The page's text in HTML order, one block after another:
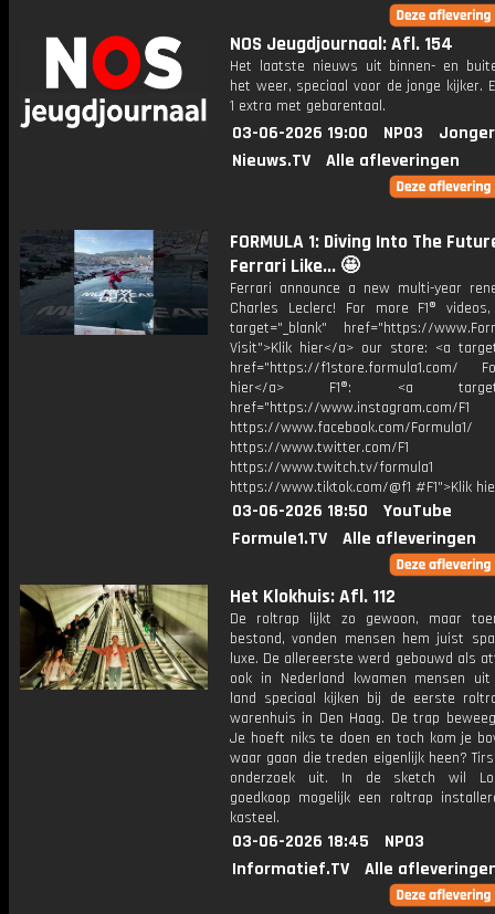
NOS Jeugdjournaal: Afl. 154
Het laatste nieuws uit binnen- en
het weer, speciaal voor de jonge kijker.
1 extra met gebarentaal.
03-06-2026 19:00 NPO3
Nieuws.TV
Alle afleveringen
FORMULA 1: Diving Into The
Ferrari Like... 🤩
Ferrari announce a new multi-year
Charles Leclerc! For more F1®
target="_blank" href="https://
Visit">Klik hier</a> our store: <a
href="https://f1store.formula1.com/
hier</a> F1®: <a
href="https://www.instagram.com/F1
https://www.facebook.com/Formula1/
https://www.twitter.com/F1
https://www.twitch.tv/formula1
https://www.tiktok.com/@f1 #F1">Klik
03-06-2026 18:50
YouTube
Formule1.TV
Alle afleveringen
Het Klokhuis: Afl. 112
De roltrap lijkt zo gewoon, maar
bestond, vonden mensen hem juist
luxe. De allereerste werd gebouwd als
ook in Nederland kwamen mensen
land speciaal kijken bij de eerste
warenhuis in Den Haag. De trap
Je hoeft niks te doen en toch kom je
waar gaan die treden eigenlijk heen?
onderzoek uit. In de sketch wil
goedkoop mogelijk een roltrap
kasteel.
03-06-2026 18:45
NPO3
Informatief.TV
Alle